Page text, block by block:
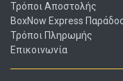
Τρόποι Αποστολής
BoxNow Express
Τρόποι Πληρωμής
Επικοινωνία